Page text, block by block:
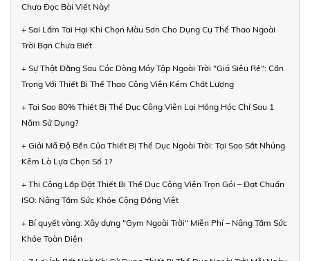
Chưa Đọc Bài Viết Này!
+ Sai Lầm Tai Hại Khi Chọn Màu Sơn Cho Dụng Cụ Thể Thao Ngoài
Trời Bạn Chưa Biết
+ Sự Thật Đằng Sau Các Dòng Máy Tập Ngoài Trời "Giá Siêu Rẻ": Cẩn
Trọng Với Thiết Bị Thể Thao Công Viên Kém Chất Lượng
+ Tại Sao 80% Thiết Bị Thể Dục Công Viên Lại Hỏng Hóc Chỉ Sau 1
Năm Sử Dụng?
+ Giải Mã Độ Bền Của Thiết Bị Thể Dục Ngoài Trời: Tại Sao Sắt Nhúng
Kẽm Là Lựa Chọn Số 1?
+ Thi Công Lắp Đặt Thiết Bị Thể Dục Công Viên Trọn Gói – Đạt Chuẩn
ISO: Nâng Tầm Sức Khỏe Cộng Đồng Việt
+ Bí quyết vàng: Xây dựng "Gym Ngoài Trời" Miễn Phí – Nâng Tầm Sức
Khỏe Toàn Diện